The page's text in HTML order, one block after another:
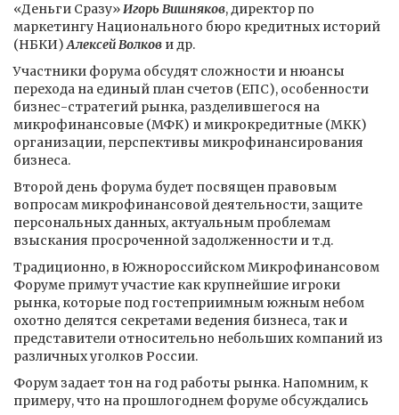
«Деньги Сразу»Игорь Вишняков, директор по
маркетингу Национального бюро кредитных историй
(НБКИ)Алексей Волков и др.
Участники форума обсудят сложности и нюансы
перехода на единый план счетов (ЕПС), особенности
бизнес-стратегий рынка, разделившегося на
микрофинансовые (МФК) и микрокредитные (МКК)
организации, перспективы микрофинансирования
бизнеса.
Второй день форума будет посвящен правовым
вопросам микрофинансовой деятельности, защите
персональных данных, актуальным проблемам
взыскания просроченной задолженности и т.д.
Традиционно, в Южнороссийском Микрофинансовом
Форуме примут участие как крупнейшие игроки
рынка, которые под гостеприимным южным небом
охотно делятся секретами ведения бизнеса, так и
представители относительно небольших компаний из
различных уголков России.
Форум задает тон на год работы рынка. Напомним, к
примеру, что на прошлогоднем форуме обсуждались